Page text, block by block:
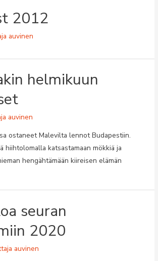
2012
auvinen
helmikuun
auvinen
ostaneet Malevilta lennot Budapestiin.
hiihtolomalla katsastamaan mökkiä ja
hengähtämään kiireisen elämän
seuran
2020
auvinen